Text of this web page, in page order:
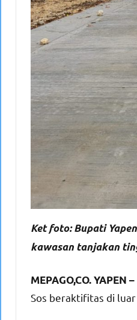
Ket foto: Bupati
kawasan tanjakan
MEPAGO,CO. YAPEN –
Sos beraktifitas di